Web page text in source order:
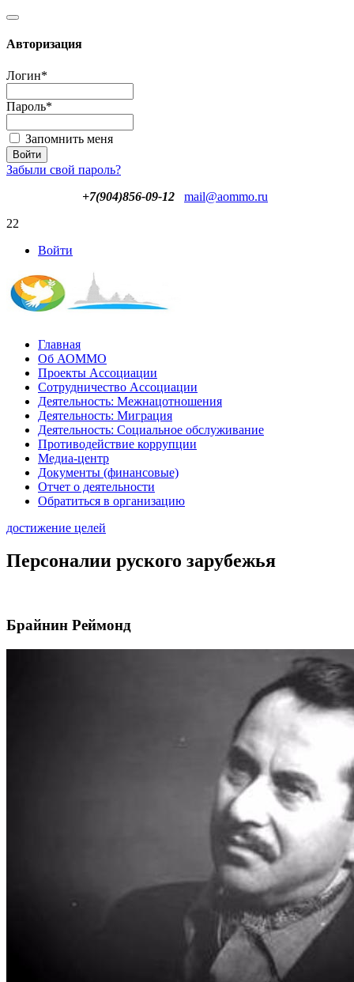
Авторизация
Логин*
Пароль*
Запомнить меня
Забыли свой пароль?
+7(904)856-09-12
mail@aommo.ru
22
Войти
Главная
Об АОММО
Проекты Ассоциации
Сотрудничество Ассоциации
Деятельность: Межнацотношения
Деятельность: Миграция
Деятельность: Социальное обслуживание
Противодействие коррупции
Медиа-центр
Документы (финансовые)
Отчет о деятельности
Обратиться в организацию
достижение целей
Персоналии руского зарубежья
Брайнин Реймонд